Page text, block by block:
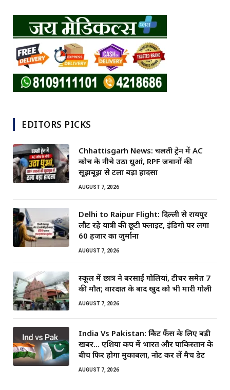
EDITORS PICKS
Chhattisgarh News: चलती ट्रेन में AC
कोच के नीचे उठा धुआं, RPF जवानों की
सूझबूझ से टला बड़ा हादसा
AUGUST 7, 2026
Delhi to Raipur Flight: दिल्ली से रायपुर
लौट रहे यात्री की छूटी फ्लाइट, इंडिगो पर लगा
60 हजार का जुर्माना
AUGUST 7, 2026
स्कूल में छात्र ने बरसाईं गोलियां, टीचर समेत 7
की मौत; वारदात के बाद खुद को भी मारी गोली
AUGUST 7, 2026
India Vs Pakistan: क्रिकेट फैंस के लिए बड़ी
खबर… एशिया कप में भारत और पाकिस्तान के
बीच फिर होगा मुकाबला, नोट कर लें मैच डेट
AUGUST 7, 2026